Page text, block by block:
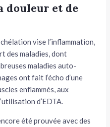
douleur et de
vise l’inflammation,
des maladies, dont
maladies auto-
ont fait l’écho d’une
enflammés, aux
d’EDTA.
été prouvée avec des